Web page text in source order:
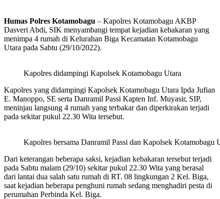
Humas Polres Kotamobagu – Kapolres Kotamobagu AKBP
Dasveri Abdi, SIK menyambangi tempat kejadian kebakaran yang
menimpa 4 rumah di Kelurahan Biga Kecamatan Kotamobagu
Utara pada Sabtu (29/10/2022).
Kapolres didampingi Kapolsek Kotamobagu Utara
Kapolres yang didampingi Kapolsek Kotamobagu Utara Ipda Jufian
E. Manoppo, SE serta Danramil Passi Kapten Inf. Muyasir, SIP,
meninjau langsung 4 rumah yang terbakar dan diperkirakan terjadi
pada sekitar pukul 22.30 Wita tersebut.
Kapolres bersama Danramil Passi dan Kapolsek Kotamobagu
Dari keterangan beberapa saksi, kejadian kebakaran tersebut terjadi
pada Sabtu malam (29/10) sekitar pukul 22.30 Wita yang berasal
dari lantai dua salah satu rumah di RT. 08 lingkungan 2 Kel. Biga,
saat kejadian beberapa penghuni rumah sedang menghadiri pesta di
perumahan Perbinda Kel. Biga.